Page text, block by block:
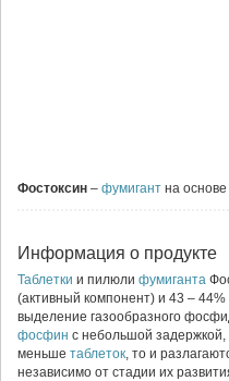
Фостоксин – фумигант на основе
Информация о продукте
Таблетки и пилюли фумиганта
(активный компонент) и 43 –
выделение газообразного
фосфин с небольшой задержкой,
меньше таблеток, то и
независимо от стадии их